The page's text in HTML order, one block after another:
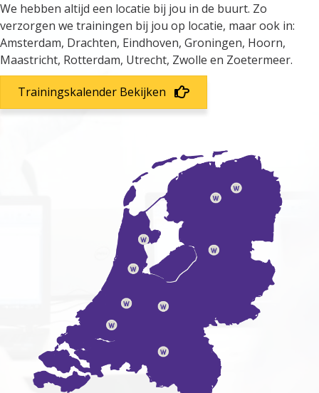
We hebben altijd een locatie bij jou in de buurt. Zo
verzorgen we trainingen bij jou op locatie, maar ook in:
Amsterdam, Drachten, Eindhoven, Groningen, Hoorn,
Maastricht, Rotterdam, Utrecht, Zwolle en Zoetermeer.
Trainingskalender Bekijken